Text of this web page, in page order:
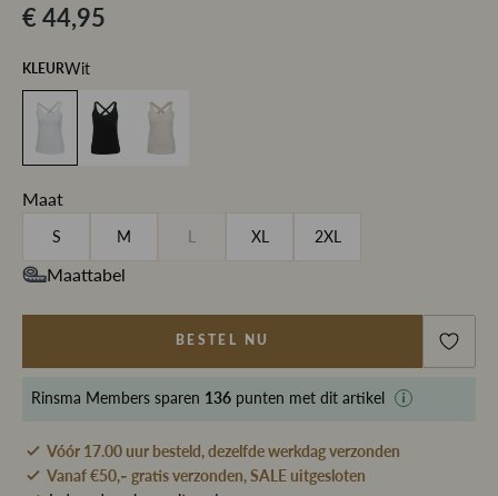
€ 44,95
KLEURWit
Maat
S M L XL 2XL
Maattabel
BESTEL NU
Rinsma Members sparen 136 punten met dit artikel
Vóór 17.00 uur besteld, dezelfde werkdag verzonden
Vanaf €50,- gratis verzonden, SALE uitgesloten